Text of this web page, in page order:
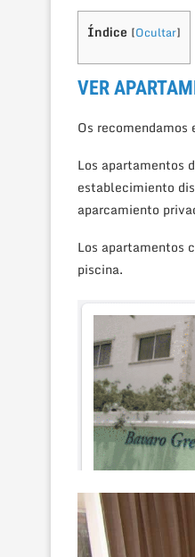
Índice [Ocultar]
VER
Os recomendamos
Los apartamentos
establecimiento
aparcamiento
Los apartamentos
piscina.